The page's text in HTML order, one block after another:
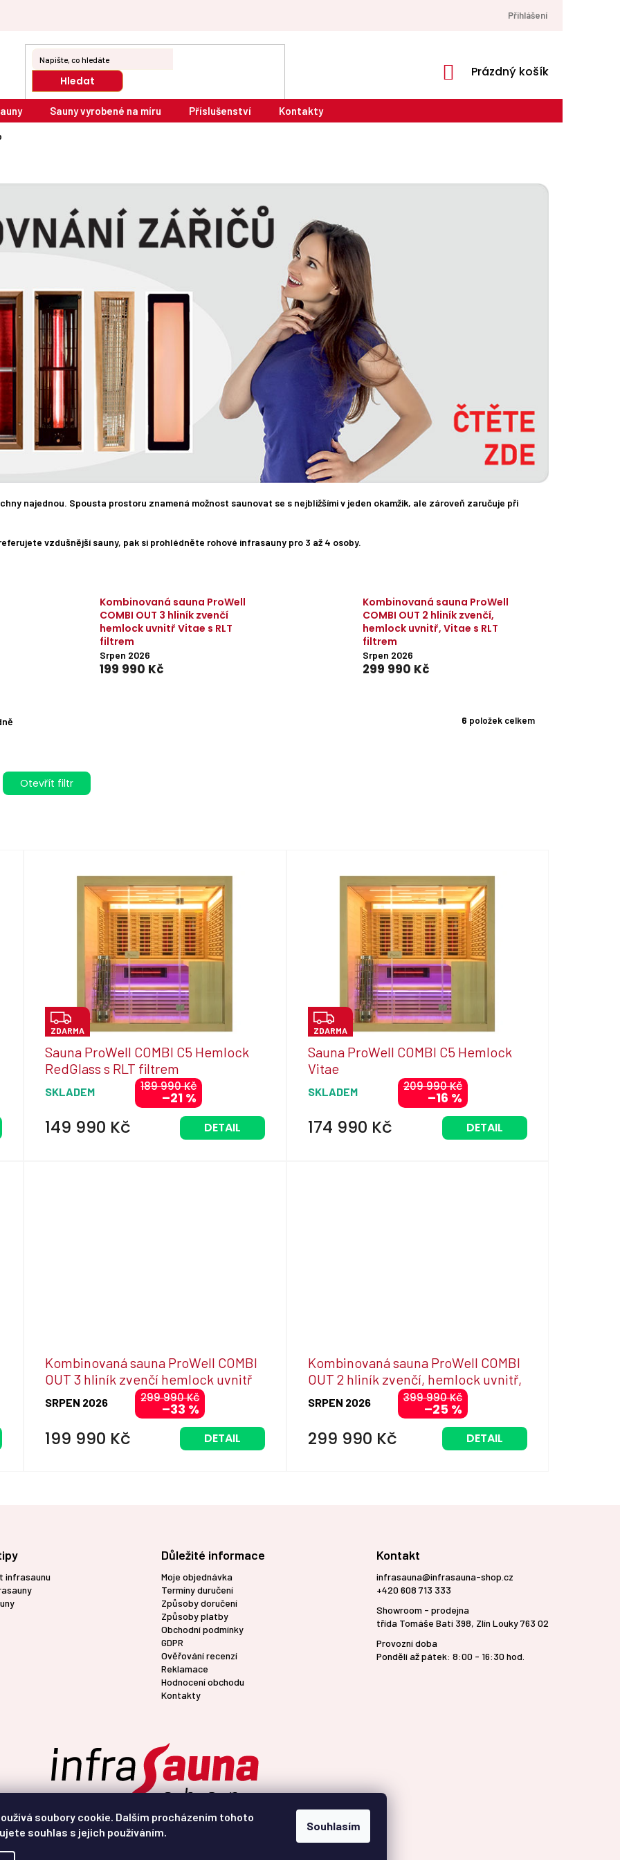
soubory cookie. Dalším procházením tohoto
souhlas s jejich používáním.
Souhlasím
Přihlášení
Hledat
NÁKUPNÍ
Prázdný košík
Sauny vyrobené na míru Příslušenství Kontakty
najednou. Spousta prostoru znamená možnost saunovat se s nejbližšími v jeden okamžik, ale zároveň zaručuje při
vzdušnější sauny, pak si prohlédněte rohové infrasauny pro 3 až 4 osoby.
Kombinovaná sauna ProWell
COMBI OUT 3 hliník zvenčí
hemlock uvnitř Vitae s RLT
filtrem
Srpen 2026
199 990 Kč
Kombinovaná sauna ProWell
COMBI OUT 2 hliník zvenčí,
hemlock uvnitř, Vitae s RLT
filtrem
Srpen 2026
299 990 Kč
6 položek celkem
Otevřít filtr
Z
D
A
R
M
A
ZDARMA
189 990 Kč
–21 %
Sauna ProWell COMBI C5 Hemlock
RedGlass s RLT filtrem
SKLADEM
149 990 Kč DETAIL
Z
D
A
R
M
A
ZDARMA
209 990 Kč
–16 %
Sauna ProWell COMBI C5 Hemlock
Vitae
SKLADEM
174 990 Kč DETAIL
299 990 Kč
–33 %
Kombinovaná sauna ProWell COMBI
OUT 3 hliník zvenčí hemlock uvnitř
Vitae s RLT filtrem
SRPEN 2026
199 990 Kč DETAIL
399 990 Kč
–25 %
Kombinovaná sauna ProWell COMBI
OUT 2 hliník zvenčí, hemlock uvnitř,
Vitae s RLT filtrem
SRPEN 2026
299 990 Kč DETAIL
a
p
infrasaunu
Důležité informace
Moje objednávka
Termíny duručení
Způsoby doručení
Způsoby platby
Obchodní podmínky
GDPR
Ověřování recenzí
Reklamace
Hodnocení obchodu
Kontakty
Kontakt
infrasauna@infrasauna-shop.cz
+420 608 713 333
Showroom - prodejna
třída Tomáše Bati 398, Zlín Louky 763 02
Provozní doba
Pondělí až pátek: 8:00 - 16:30 hod.